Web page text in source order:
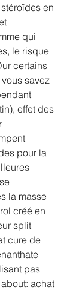
en
qui
le risque
certains
savez
effet des
pour la
la masse
créé en
split
cure de
pas
achat